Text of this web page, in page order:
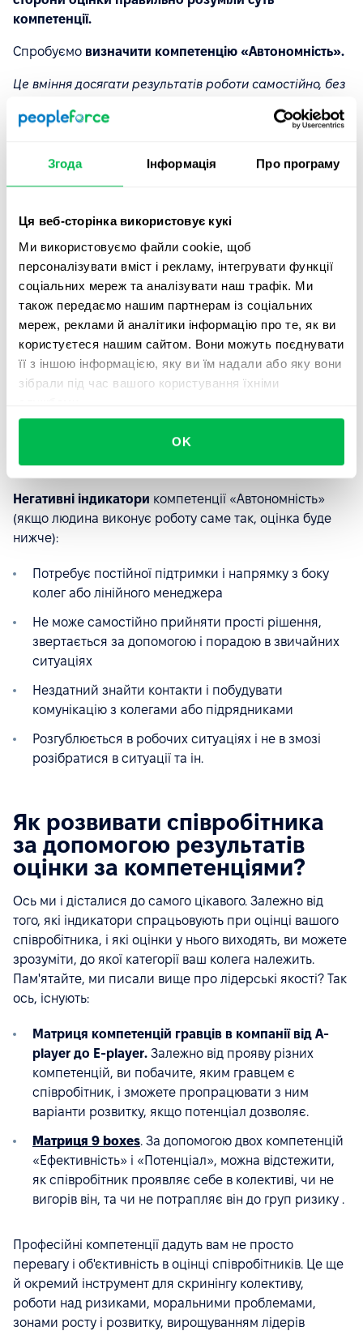
Згода Інформація Про програму
Ця веб-сторінка використовує кукі
Ми використовуємо файли cookie, щоб
персоналізувати вміст і рекламу, інтегрувати функції
соціальних мереж та аналізувати наш трафік. Ми
також передаємо нашим партнерам із соціальних
мереж, реклами й аналітики інформацію про те, як ви
користуєтеся нашим сайтом. Вони можуть поєднувати
її з іншою інформацією, яку ви їм надали або яку вони
зібрали під час вашого користування їхніми
OK
компетенції.
Спробуємо визначити компетенцію «Автономність».
Це вміння досягати результатів роботи самостійно, без
виконання завдання і слідувати йому без сторонньої
рішення, усвідомлюючи свою відповідальність.
(якщо людина відповідає їм, оцінка буде вище):
Будує план по задачах самостійно, не чекає
вказівок лінійного керівника
Вміє знаходити вихід із ситуації без допомоги
колег або менеджера
Може знаходити контакти і будувати комунікацію з
колегами, підрядниками та іншими
співробітниками сам, без нагадувань
самостійно, для якнайшвидшого виконання
Негативні індикатори компетенції «Автономність»
(якщо людина виконує роботу саме так, оцінка буде
нижче):
Потребує постійної підтримки і напрямку з боку
колег або лінійного менеджера
Не може самостійно прийняти прості рішення,
звертається за допомогою і порадою в звичайних
ситуаціях
Нездатний знайти контакти і побудувати
комунікацію з колегами або підрядниками
Розгублюється в робочих ситуаціях і не в змозі
розібратися в ситуації та ін.
Як розвивати співробітника
за допомогою результатів
оцінки за компетенціями?
Ось ми і дісталися до самого цікавого. Залежно від
того, які індикатори спрацьовують при оцінці вашого
співробітника, і які оцінки у нього виходять, ви можете
зрозуміти, до якої категорії ваш колега належить.
Пам'ятайте, ми писали вище про лідерські якості? Так
ось, існують:
Матриця компетенцій гравців в компанії від A-
player до E-player. Залежно від прояву різних
компетенцій, ви побачите, яким гравцем є
співробітник, і зможете пропрацювати з ним
варіанти розвитку, якщо потенціал дозволяє.
Матриця 9 boxes. За допомогою двох компетенцій
«Ефективність» і «Потенціал», можна відстежити,
як співробітник проявляє себе в колективі, чи не
вигорів він, та чи не потрапляє він до груп ризику .
Професійні компетенції дадуть вам не просто
перевагу і об'єктивність в оцінці співробітників. Це ще
й окремий інструмент для скринінгу колективу,
роботи над ризиками, моральними проблемами,
зонами росту і розвитку, вирощуванням лідерів